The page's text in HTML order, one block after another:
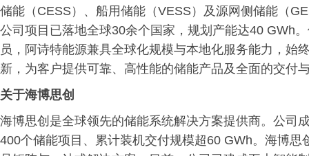
储能（CESS）、船用储能（VESS）及源网侧储能（
公司项目已落地全球30余个国家，规划产能达40 GWh
员，阿诗特能源兼具全球化规模与本地化服务能力，始
新，为客户提供可靠、高性能的储能产品及全面的交付
关于海博思创
海博思创是全球领先的储能系统解决方案提供商。公司
400个储能项目、累计装机交付规模超60 GWh。海博